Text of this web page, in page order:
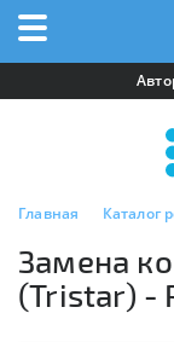
Главная Каталог
Замена
(Tristar) -